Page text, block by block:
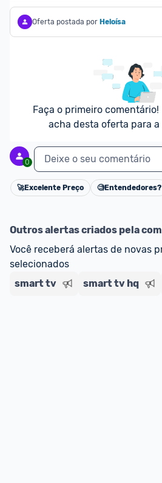
Para maior segurança da
são aceitas ofertas de Lojas
vendedores que representam
As promoções são verificadas
preços devem estar na média
dos últimos 3 meses, assim
outras lojas.
Oferta postada por Heloísa
Faça o primeiro
acha desta oferta para
0 Deixe o seu comentário
🚀Excelente Preço 🧐Entendedores?
Outros alertas criados pela
Você receberá alertas de novas
selecionados
smart tv
smart tv hq